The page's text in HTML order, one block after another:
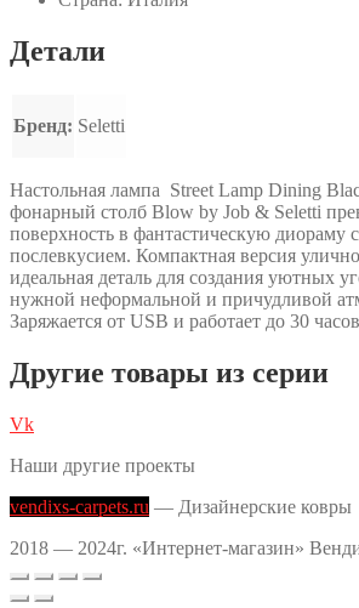
Детали
Бренд: Seletti
Настольная лампа Street Lamp Dining
фонарный столб Blow by Job & Seletti
поверхность в фантастическую диораму
послевкусием. Компактная версия
идеальная деталь для создания уютных
нужной неформальной и причудливой
Заряжается от USB и работает до 30
Другие товары из серии
Vk
Наши другие проекты
vendixs-carpets.ru — Дизайнерские ковры
2018 — 2024г. «Интернет-магазин»